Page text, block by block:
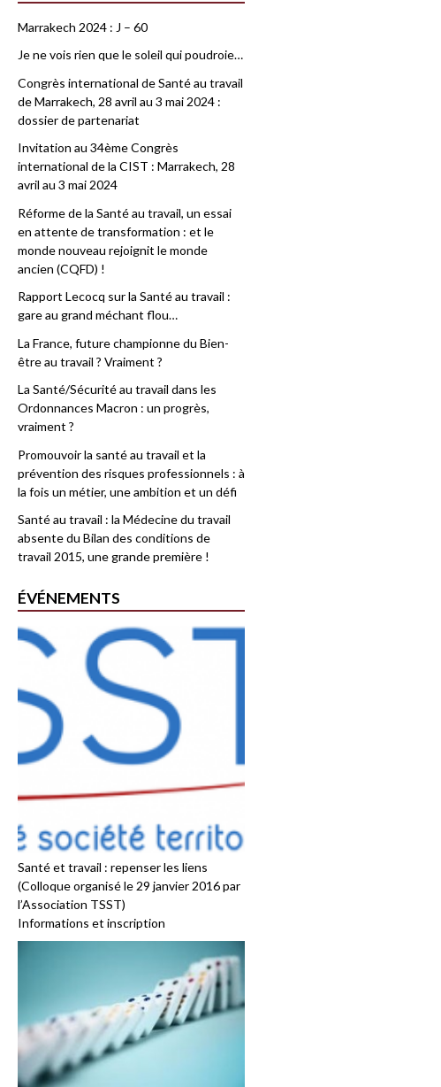
Marrakech 2024 : J – 60
Je ne vois rien que le soleil qui poudroie…
Congrès international de Santé au travail
de Marrakech, 28 avril au 3 mai 2024 :
dossier de partenariat
Invitation au 34ème Congrès
international de la CIST : Marrakech, 28
avril au 3 mai 2024
Réforme de la Santé au travail, un essai
en attente de transformation : et le
monde nouveau rejoignit le monde
ancien (CQFD) !
Rapport Lecocq sur la Santé au travail :
gare au grand méchant flou…
La France, future championne du Bien-
être au travail ? Vraiment ?
La Santé/Sécurité au travail dans les
Ordonnances Macron : un progrès,
vraiment ?
Promouvoir la santé au travail et la
prévention des risques professionnels : à
la fois un métier, une ambition et un défi
Santé au travail : la Médecine du travail
absente du Bilan des conditions de
travail 2015, une grande première !
ÉVÉNEMENTS
Santé et travail : repenser les liens
(Colloque organisé le 29 janvier 2016 par
l’Association TSST)
Informations et inscription